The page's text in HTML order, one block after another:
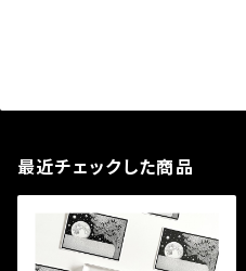
最近チェックした商品